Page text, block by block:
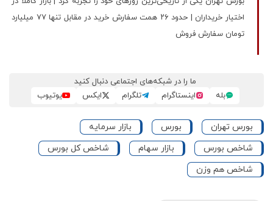
اختیار خریداران | حدود ۲۶ همت سفارش خرید در مقابل تنها ۷۷ میلیارد
تومان سفارش فروش
ما را در شبکه‌های اجتماعی دنبال کنید
بله
اینستاگرام تلگرام ایکس یوتیوب
بورس تهران بورس
بازار سرمایه
شاخص بورس
بازار سهام
شاخص کل بورس
شاخص هم‌ وزن